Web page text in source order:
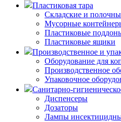
Пластиковая тара
Складские и
Мусорные
Пластиковые
Пластиковые ящики
Производственное и
Оборудование для
Производственное
Упаковочное
Санитарно-
Диспенсеры
Дозаторы
Лампы